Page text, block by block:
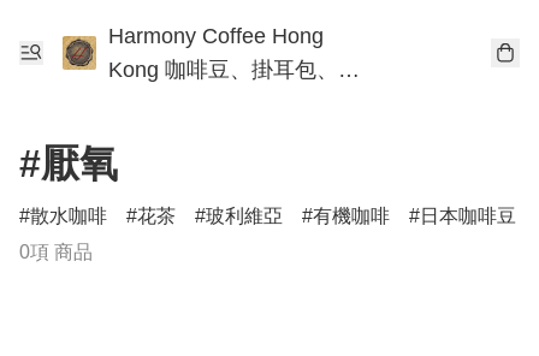
Harmony Coffee Hong
Kong 咖啡豆、掛耳包、手
#厭氧
散水咖啡 花茶 玻利維亞 有機咖啡
日本咖啡豆
0項 商品